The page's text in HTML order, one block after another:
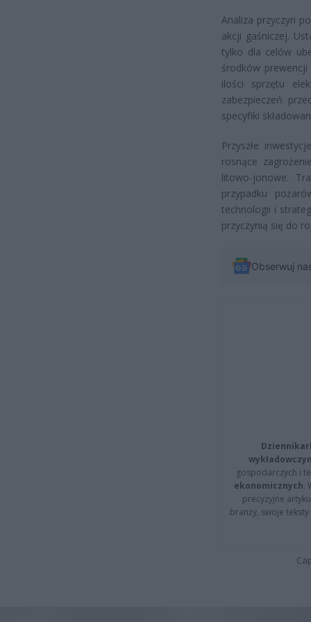
Analiza przyczyn
akcji gaśniczej.
tylko dla celów
środków
ilości sprzętu
zabezpieczeń
specyfiki
Przyszłe
rosnące
litowo-jonowe.
przypadku
technologii i
przyczynią się do
Obserwuj
gospodarczych i
ekonomicznych.
precyzyjne
branży, swoje